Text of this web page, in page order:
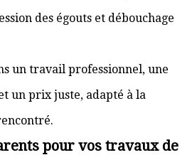
des égouts et débouchage
un travail professionnel, une
un prix juste, adapté à la
pour vos travaux de